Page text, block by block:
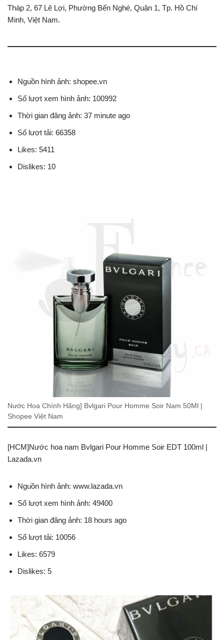
Tháp 2, 67 Lê Lợi, Phường Bến Nghé, Quận 1, Tp. Hồ Chí
Minh, Việt Nam.
Nguồn hình ảnh: shopee.vn
Số lượt xem hình ảnh: 100992
Thời gian đăng ảnh: 37 minute ago
Số lượt tải: 66358
Likes: 5411
Dislikes: 10
Nước Hoa Chính Hãng] Bvlgari Pour Homme Soir Nam 50Ml |
Shopee Việt Nam
[HCM]Nước hoa nam Bvlgari Pour Homme Soir EDT 100ml |
Lazada.vn
Nguồn hình ảnh: www.lazada.vn
Số lượt xem hình ảnh: 49400
Thời gian đăng ảnh: 18 hours ago
Số lượt tải: 10056
Likes: 6579
Dislikes: 5